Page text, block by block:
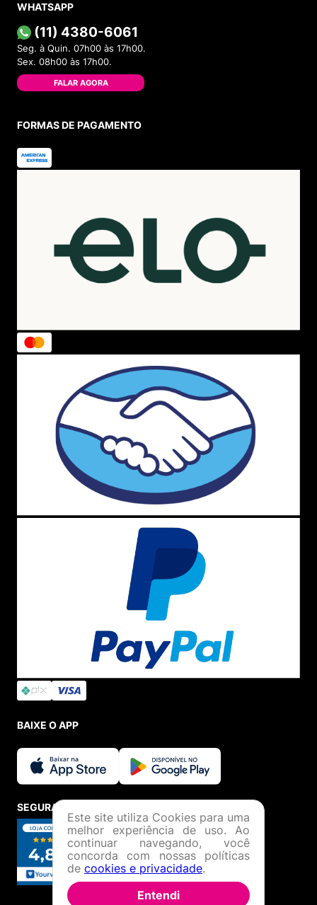
WHATSAPP
(11) 4380-6061
Seg. à Quin. 07h00 às 17h00.
Sex. 08h00 às 17h00.
FALAR AGORA
FORMAS DE PAGAMENTO
BAIXE O APP
SEGURANÇA E CREDIBILIDADE
Este site utiliza Cookies para uma
melhor experiência de uso. Ao
continuar navegando, você
concorda com nossas políticas
de cookies e privacidade.
Entendi